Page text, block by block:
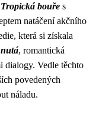
Tropická bouře s
natáčení akčního
která si získala
, romantická
dialogy. Vedle těchto
povedených
náladu.